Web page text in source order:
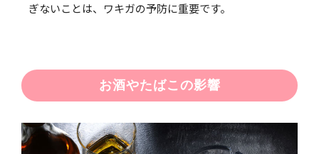
ぎないことは、ワキガの予防に重要です。
お酒やたばこの影響